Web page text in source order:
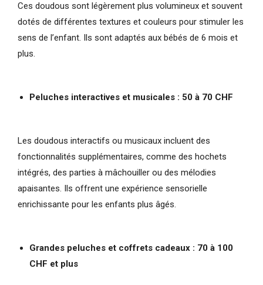
Ces doudous sont légèrement plus volumineux et souvent
dotés de différentes textures et couleurs pour stimuler les
sens de l’enfant. Ils sont adaptés aux bébés de 6 mois et
plus.
Peluches interactives et musicales : 50 à 70 CHF
Les doudous interactifs ou musicaux incluent des
fonctionnalités supplémentaires, comme des hochets
intégrés, des parties à mâchouiller ou des mélodies
apaisantes. Ils offrent une expérience sensorielle
enrichissante pour les enfants plus âgés.
Grandes peluches et coffrets cadeaux : 70 à 100
CHF et plus